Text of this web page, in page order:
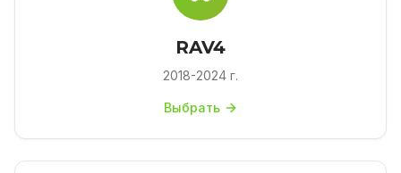
RAV4
2018-2024 г.
Выбрать